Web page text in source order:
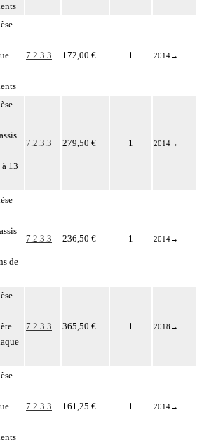
7.2.3.3 172,00 € 1 2014→
13
7.2.3.3 279,50 € 1 2014→
de
7.2.3.3 236,50 € 1 2014→
7.2.3.3 365,50 € 1 2018 →
7.2.3.3 161,25 € 1 2014→